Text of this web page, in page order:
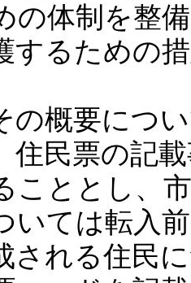
の体制を整
するための
概要につ
民票の記
こととし、
いては転入
される住民